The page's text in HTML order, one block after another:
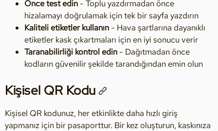
Önce test edin - Toplu yazdırmadan önce
hizalamayı doğrulamak için tek bir sayfa yazdırın
Kaliteli etiketler kullanın - Hava şartlarına dayanıklı
etiketler kask çıkartmaları için en iyi sonucu verir
Taranabilirliği kontrol edin - Dağıtmadan önce
kodların güvenilir şekilde tarandığından emin olun
Kişisel QR Kodu
Kişisel QR kodunuz, her etkinlikte daha hızlı giriş
yapmanız için bir pasaporttur. Bir kez oluşturun, kaskınıza